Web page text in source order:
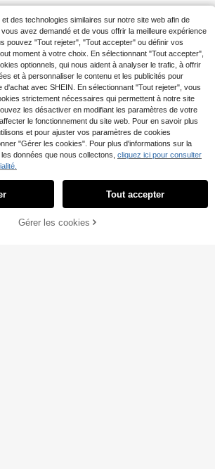
AJOUTER AU PANIER
des technologies similaires sur notre site web afin de
avez demandé et de vous offrir la meilleure expérience
pouvez "Tout rejeter", "Tout accepter" ou définir vos
moment à votre choix. En sélectionnant "Tout accepter",
optionnels, qui nous aident à analyser le trafic, à offrir
et à personnaliser le contenu et les publicités pour
d'achat avec SHEIN. En sélectionnant "Tout rejeter", vous
strictement nécessaires qui permettent à notre site
les désactiver en modifiant les paramètres de votre
le fonctionnement du site web. Pour en savoir plus
et pour ajuster vos paramètres de cookies
"Gérer les cookies". Pour plus d'informations sur la
données que nous collectons, cliquez ici pour consulter
Tout accepter
Gérer les cookies